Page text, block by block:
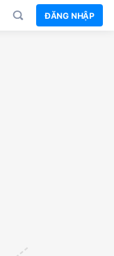
ĐĂNG NHẬP